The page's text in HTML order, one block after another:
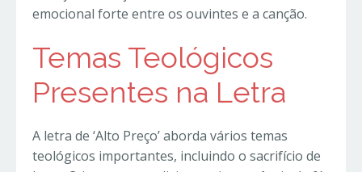
emocional forte entre os ouvintes e a canção.
Temas Teológicos
Presentes na Letra
A letra de ‘Alto Preço’ aborda vários temas
teológicos importantes, incluindo o sacrifício de